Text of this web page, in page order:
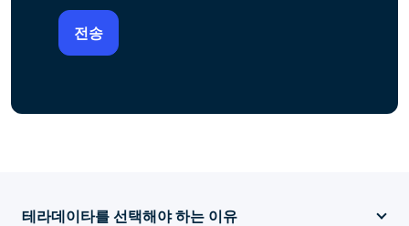
테라데이타를 선택해야 하는 이유